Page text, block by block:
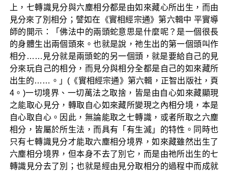
上，七轉識見分與六塵相分都是由如來藏心所出生，而由
見分來了別相分；譬如在《實相經宗通》第六輯中 平實導
師的開示：「佛法中的兩頭蛇意思是什麼呢？是一個很長
的身體生出兩個頭來。也就是說，祂生出的第一個頭叫作
相分……見分就是兩頭蛇的另一個頭，就是要給自己的見
分來玩自己的相分，而見分與相分全都是自己的如來藏所
出生的……。」(《實相經宗通》第六輯，正智出版社，頁
4。)一切境界、一切萬法之取捨，皆是由自心如來藏顯現
之能取心見分，轉取自心如來藏所變現之內相分境，本是
自心取自心。因此，無論能取之七轉識，或者所取之六塵
相分，皆屬於所生法，而具有「有生滅」的特性。同時也
只有七轉識見分才能取六塵相分境界，如來藏雖然出生了
六塵相分境界，但本身不去了別它，而是由祂所出生的七
轉識見分去了別；也就是經由見分取相分的過程中而成就